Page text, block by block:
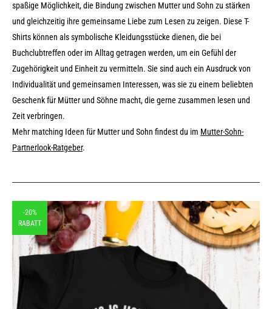
spaßige Möglichkeit, die Bindung zwischen Mutter und Sohn zu stärken
und gleichzeitig ihre gemeinsame Liebe zum Lesen zu zeigen. Diese T-
Shirts können als symbolische Kleidungsstücke dienen, die bei
Buchclubtreffen oder im Alltag getragen werden, um ein Gefühl der
Zugehörigkeit und Einheit zu vermitteln. Sie sind auch ein Ausdruck von
Individualität und gemeinsamen Interessen, was sie zu einem beliebten
Geschenk für Mütter und Söhne macht, die gerne zusammen lesen und
Zeit verbringen.
Mehr matching Ideen für Mutter und Sohn findest du im Mutter-Sohn-
Partnerlook-Ratgeber.
-20%
RABATT